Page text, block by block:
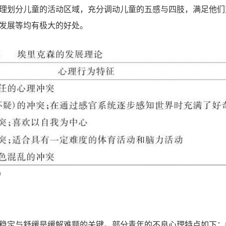
划分儿童的活动区域，充分调动儿童的五感与四肢，满足他
展等均有极大的好处。